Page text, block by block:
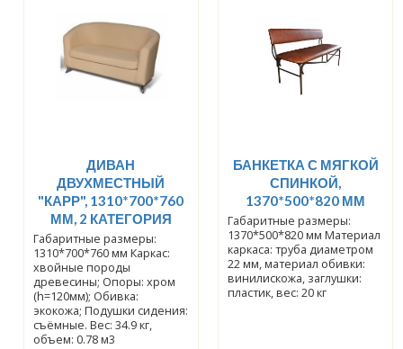
ДИВАН
ДВУХМЕСТНЫЙ
"КАРР", 1310*700*760
ММ, 2 КАТЕГОРИЯ
Габаритные размеры:
1310*700*760 мм Каркас:
хвойные породы
древесины; Опоры: хром
(h=120мм); Обивка:
экокожа; Подушки сидения:
съёмные. Вес: 34.9 кг,
объем: 0.78 м3
БАНКЕТКА С МЯГКОЙ
СПИНКОЙ,
1370*500*820 ММ
Габаритные размеры:
1370*500*820 мм Материал
каркаса: труба диаметром
22 мм, материал обивки:
винилискожа, заглушки:
пластик, вес: 20 кг